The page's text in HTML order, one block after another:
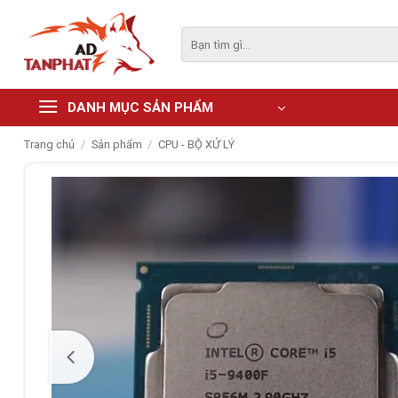
content
kiếm:
DANH MỤC SẢN PHẨM
Trang chủ / Sản phẩm / CPU - BỘ XỬ LÝ